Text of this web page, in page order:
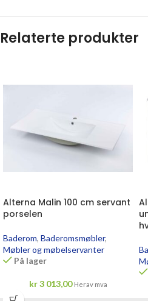
Relaterte produkter
Alterna Malin 100 cm servant
porselen
Baderom, Baderomsmøbler,
Møbler og møbelservanter
På lager
kr3 013,00 Herav mva